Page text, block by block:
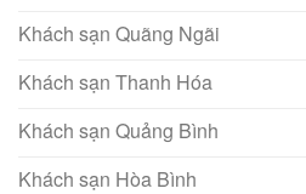
Khách sạn Quãng Ngãi
Khách sạn Thanh Hóa
Khách sạn Quảng Bình
Khách sạn Hòa Bình